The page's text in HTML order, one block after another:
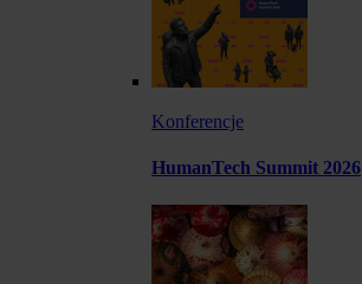
Konferencje
HumanTech Summit 2026